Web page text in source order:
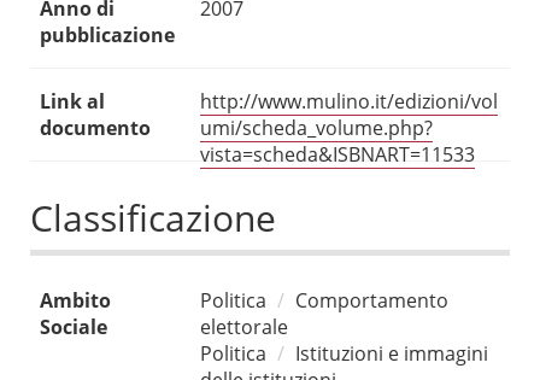
Anno di
pubblicazione
2007
Link al
documento
http://www.mulino.it/edizioni/vol
umi/scheda_volume.php?
vista=scheda&ISBNART=11533
Classificazione
Ambito
Sociale
Politica
Comportamento
elettorale
Politica
Istituzioni e immagini